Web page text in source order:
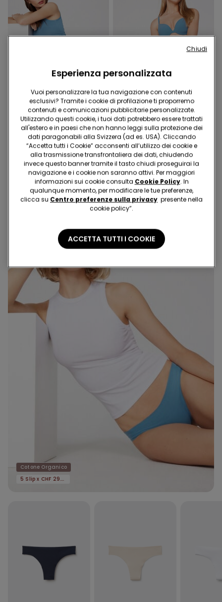
Cotone Organico
5 Slip x CHF 29.90
9 Colori
Slip Senza Cuciture in
Cotone Organico
9.95 CHF
Microfibra Riciclata
5 Slip x CHF 29.90
9 Colori
Brasiliana Taglio Vivo in
Microfibra Riciclata
12.95 CHF
Cotone Organico
5 Slip x CHF 29.90
Esperienza personalizzata
Vuoi personalizzare la tua navigazione con contenuti
esclusivi? Tramite i cookie di profilazione ti proporremo
contenuti e comunicazioni pubblicitarie personalizzate.
Utilizzando questi cookie, i tuoi dati potrebbero essere trattati
all'estero e in paesi che non hanno leggi sulla protezione dei
dati paragonabili alla Svizzera (ad es. USA). Cliccando
“Accetta tutti i Cookie” acconsenti all’utilizzo dei cookie e
alla trasmissione transfrontaliera dei dati, chiudendo
invece questo banner tramite il tasto chiudi proseguirai la
navigazione e i cookie non saranno attivi. Per maggiori
informazioni sui cookie consulta Cookie Policy. In
qualunque momento, per modificare le tue preferenze,
clicca su Centro preferenze sulla privacy presente nella
cookie policy”.
ACCETTA TUTTI I COOKIE
Chiudi